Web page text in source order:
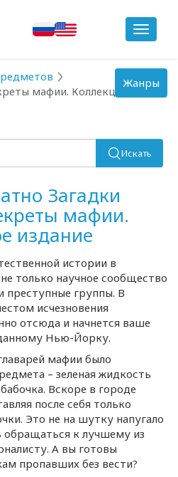
Toggle
мафии. Коллекционное
Искать
Загадки
мафии.
издание
истории в
только научное сообщество
преступные группы. В
исчезновения
отсюда и начнется ваше
Нью-Йорку.
мафии было
– зеленая жидкость
Вскоре в городе
после себя только
Это не на шутку напугало
к лучшему из
. А вы готовы
пропавших без вести?
Toggle
navigation
Жанры